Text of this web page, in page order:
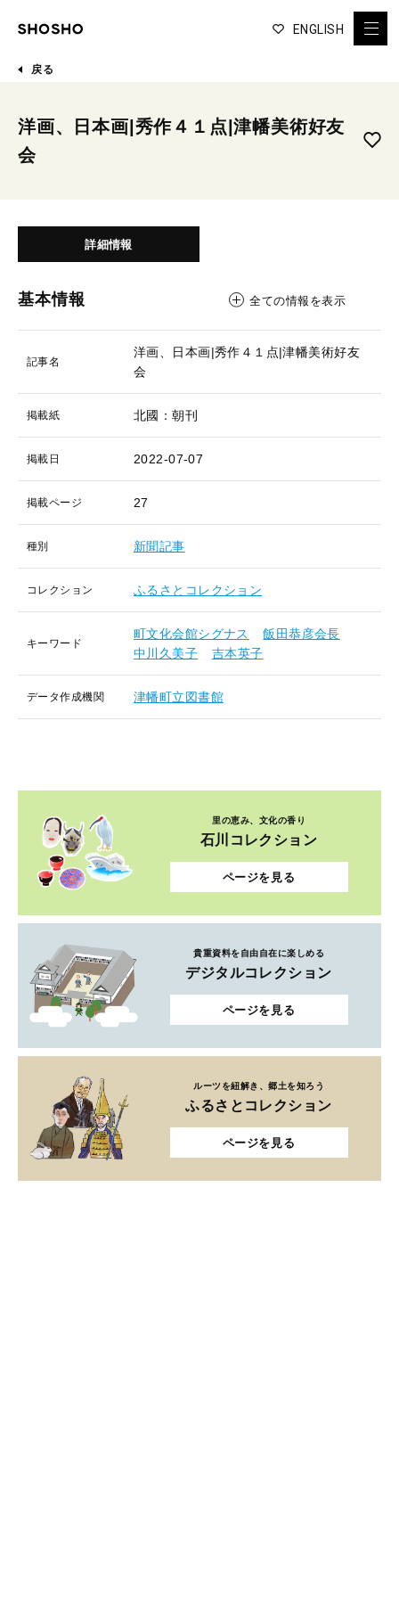
ENGLISH
戻る
洋画、日本画|秀作４１点|津幡美術好友
会
詳細情報
基本情報 全ての情報を表示
記事名
洋画、日本画|秀作４１点|津幡美術好友
会
掲載紙 北國：朝刊
掲載日 2022-07-07
掲載ページ 27
種別 新聞記事
コレクション ふるさとコレクション
キーワード
町文化会館シグナス
飯田恭彦会長
中川久美子
吉本英子
データ作成機関 津幡町立図書館
里の恵み、文化の香り
石川コレクション
ページを見る
貴重資料を自由自在に楽しめる
デジタルコレクション
ページを見る
ルーツを紐解き、郷土を知ろう
ふるさとコレクション
ページを見る